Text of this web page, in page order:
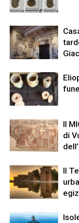
Il
di
Il